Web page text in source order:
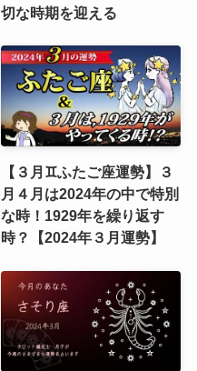
切な時期を迎える
【３月♊️ふたご座運勢】３
月４月は2024年の中で特別
な時！1929年を繰り返す
時？【2024年３月運勢】